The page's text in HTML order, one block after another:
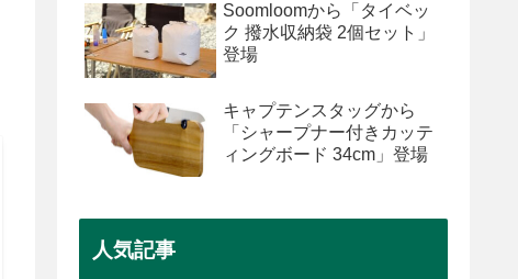
Soomloomから「タイベッ
ク 撥水収納袋 2個セット」
登場
キャプテンスタッグから
「シャープナー付きカッテ
ィングボード 34cm」登場
人気記事